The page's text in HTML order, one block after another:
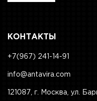
КОНТАКТЫ
+7(967) 241-14-91
info@antavira.com
121087, г. Москва, ул.